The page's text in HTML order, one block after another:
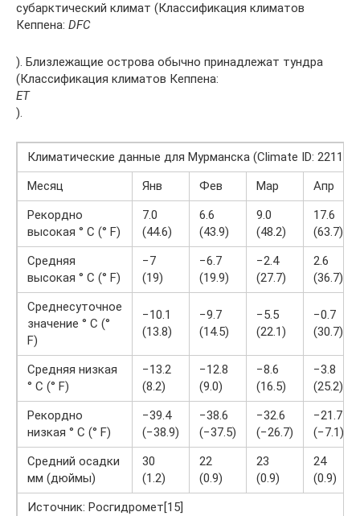
субарктический климат (Классификация климатов
Кеппена: DFC
). Близлежащие острова обычно принадлежат тундра
(Классификация климатов Кеппена:
ET
).
Климатические данные для Мурманска (Climate ID: 22113)
Месяц
Янв Фев Мар
Апр
Рекордно
высокая ° C (° F)
7.0
(44.6)
6.6
(43.9)
9.0
(48.2)
17.6
(63.7)
Средняя
высокая ° C (° F)
−7
(19)
−6.7
(19.9)
−2.4
(27.7)
2.6
(36.7)
Среднесуточное
значение ° C (°
F)
−10.1
(13.8)
−9.7
(14.5)
−5.5
(22.1)
−0.7
(30.7)
Средняя низкая
° C (° F)
−13.2
(8.2)
−12.8
(9.0)
−8.6
(16.5)
−3.8
(25.2)
Рекордно
низкая ° C (° F)
−39.4
(−38.9)
−38.6
(−37.5)
−32.6
(−26.7)
−21.7
(−7.1)
Средний осадки
мм (дюймы)
30
(1.2)
22
(0.9)
23
(0.9)
24
(0.9)
Источник: Росгидромет[15]